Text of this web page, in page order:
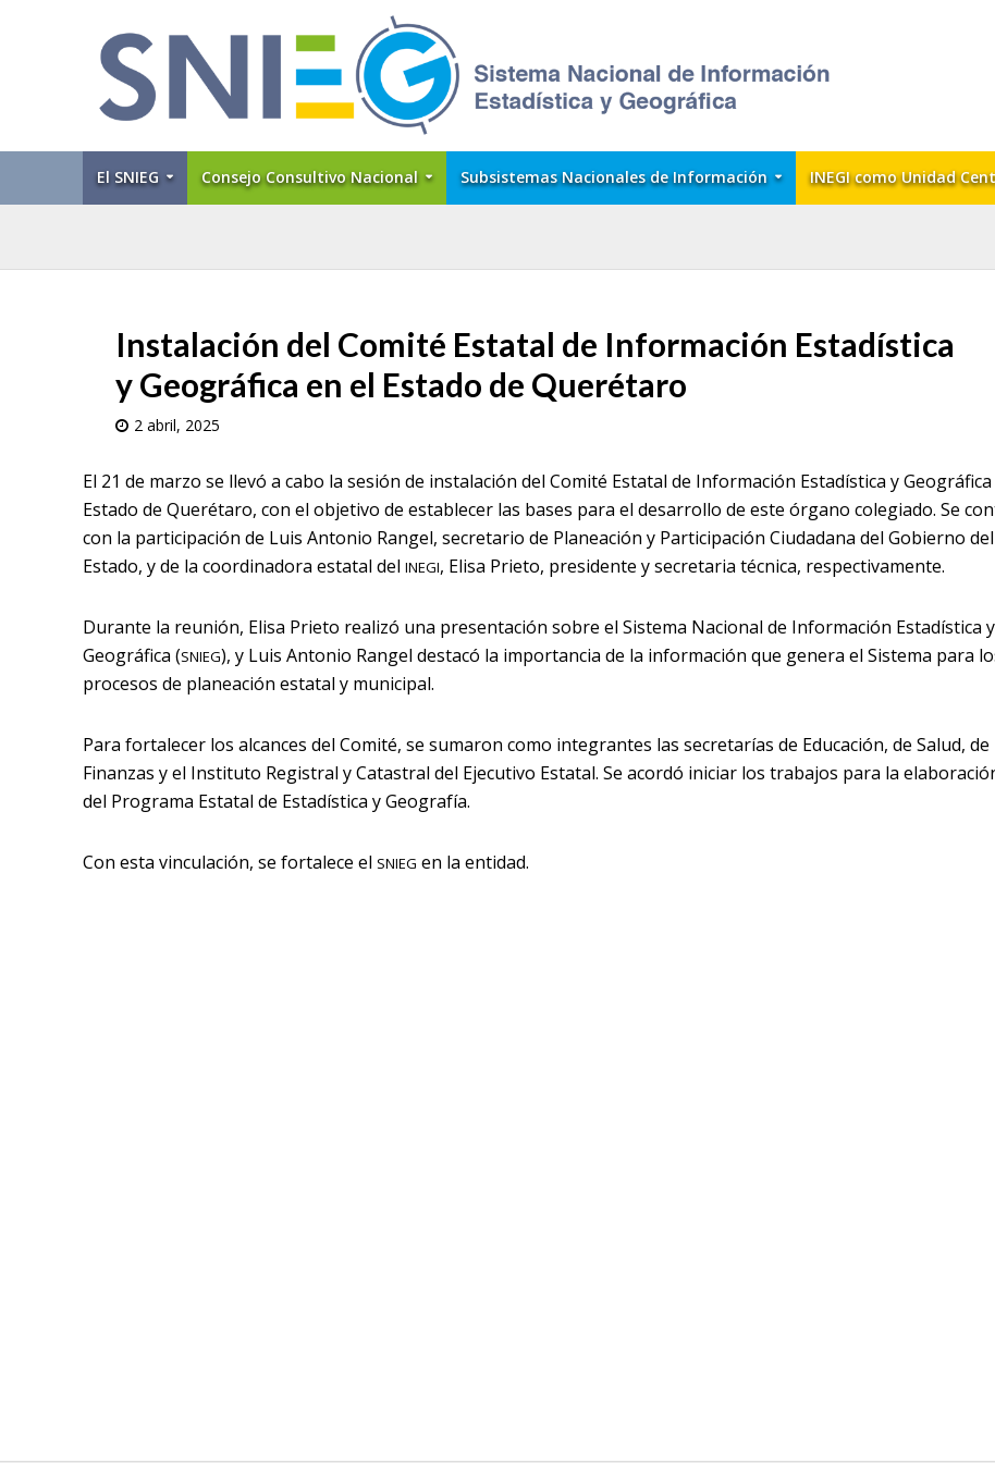
El SNIEG Consejo Consultivo Nacional Subsistemas Nacionales de Información INEGI como Unidad
Instalación del Comité Estatal de Información Estadística
y Geográfica en el Estado de Querétaro
2 abril, 2025
El 21 de marzo se llevó a cabo la sesión de instalación del Comité Estatal de Información Estadística y Geográfica
Estado de Querétaro, con el objetivo de establecer las bases para el desarrollo de este órgano colegiado. Se
con la participación de Luis Antonio Rangel, secretario de Planeación y Participación Ciudadana del Gobierno del
Estado, y de la coordinadora estatal del INEGI, Elisa Prieto, presidente y secretaria técnica, respectivamente.
Durante la reunión, Elisa Prieto realizó una presentación sobre el Sistema Nacional de Información Estadística y
Geográfica (SNIEG), y Luis Antonio Rangel destacó la importancia de la información que genera el Sistema para
procesos de planeación estatal y municipal.
Para fortalecer los alcances del Comité, se sumaron como integrantes las secretarías de Educación, de Salud, de
Finanzas y el Instituto Registral y Catastral del Ejecutivo Estatal. Se acordó iniciar los trabajos para la
del Programa Estatal de Estadística y Geografía.
Con esta vinculación, se fortalece el SNIEG en la entidad.